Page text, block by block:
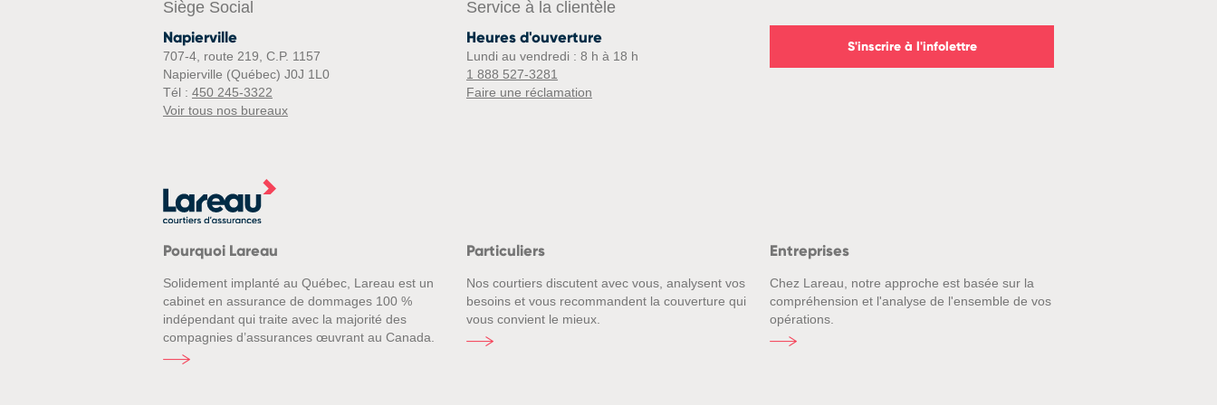
Siège Social
Napierville
707-4, route 219, C.P. 1157
Napierville (Québec) J0J 1L0
Tél : 450 245-3322
Voir tous nos bureaux
Service à la clientèle
Heures d'ouverture
Lundi au vendredi : 8 h à 18 h
1 888 527-3281
Faire une réclamation
S'inscrire à l'infolettre
Pourquoi Lareau
Solidement implanté au Québec, Lareau est un
cabinet en assurance de dommages 100 %
indépendant qui traite avec la majorité des
compagnies d’assurances œuvrant au Canada.
Particuliers
Nos courtiers discutent avec vous, analysent vos
besoins et vous recommandent la couverture qui
vous convient le mieux.
Entreprises
Chez Lareau, notre approche est basée sur la
compréhension et l'analyse de l'ensemble de vos
opérations.